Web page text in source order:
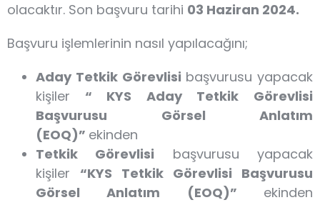
olacaktır. Son başvuru tarihi 03 Haziran 2024.
Başvuru işlemlerinin nasıl yapılacağını;
Aday Tetkik Görevlisi başvurusu yapacak
kişiler
“ KYS Aday Tetkik Görevlisi
Başvurusu Görsel Anlatım
(EOQ)” ekinden
Tetkik Görevlisi başvurusu yapacak
kişiler “KYS Tetkik Görevlisi Başvurusu
Görsel Anlatım (EOQ)” ekinden